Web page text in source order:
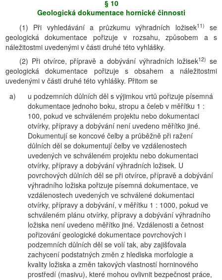
§ 10
Geologická dokumentace hornické činnosti
(1) Při vyhledávání a průzkumu výhradních ložisek11)
se
geologická dokumentace pořizuje v rozsahu, způsobem a s
náležitostmi uvedenými v části druhé této vyhlášky.
(2) Při otvírce, přípravě a dobývání výhradních ložisek12) se
geologická dokumentace pořizuje s obsahem a náležitostmi
uvedenými v části druhé této vyhlášky. Přitom se
a)
u podzemních důlních děl s výjimkou vrtů pořizuje písemná
dokumentace jednoho boku, stropu a čeleb v měřítku 1 :
100, pokud ve schváleném projektu nebo dokumentaci
otvírky, přípravy a dobývání není uvedeno měřítko jiné.
Dokumentují se koncové čelby a průběžně při ražení
důlních děl se dokumentují čelby ve vzdálenostech
uvedených ve schváleném projektu nebo dokumentaci
otvírky, přípravy a dobývání výhradních ložisek. U
povrchových důlních děl se při otvírce, přípravě a dobývání
výhradního ložiska pořizuje písemná dokumentace, ve
vzdálenostech uvedených ve schválené dokumentaci
otvírky, přípravy a dobývání, v měřítku 1 : 1000, pokud ve
schváleném plánu otvírky, přípravy a dobývání výhradního
ložiska není uvedeno měřítko jiné. Vzdálenosti a četnost
pořizování geologické dokumentace povrchových i
podzemních důlních děl se volí tak, aby zajišťovala
zachycení podstatných změn z hlediska morfologie a
kvality ložiska a změn takových vlastností horninového
prostředí (masivu), které mohou ovlivnit bezpečnost práce,